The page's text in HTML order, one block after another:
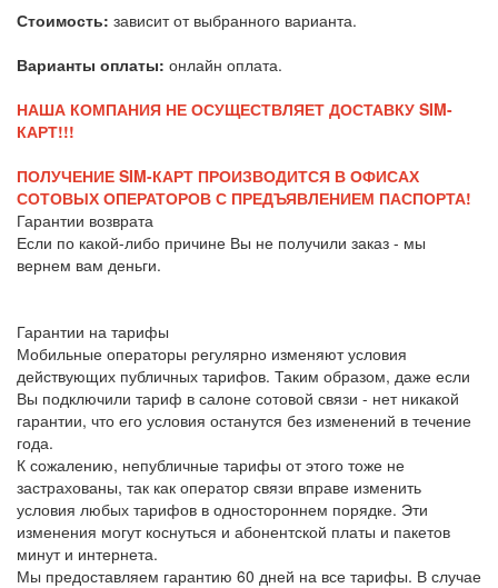
Стоимость: зависит от выбранного варианта.
Варианты оплаты: онлайн оплата.
НАША КОМПАНИЯ НЕ ОСУЩЕСТВЛЯЕТ ДОСТАВКУ SIM-
КАРТ!!!
ПОЛУЧЕНИЕ SIM-КАРТ ПРОИЗВОДИТСЯ В ОФИСАХ
СОТОВЫХ ОПЕРАТОРОВ С ПРЕДЪЯВЛЕНИЕМ ПАСПОРТА!
Гарантии возврата
Если по какой-либо причине Вы не получили заказ - мы
вернем вам деньги.
Гарантии на тарифы
Мобильные операторы регулярно изменяют условия
действующих публичных тарифов. Таким образом, даже если
Вы подключили тариф в салоне сотовой связи - нет никакой
гарантии, что его условия останутся без изменений в течение
года.
К сожалению, непубличные тарифы от этого тоже не
застрахованы, так как оператор связи вправе изменить
условия любых тарифов в одностороннем порядке. Эти
изменения могут коснуться и абонентской платы и пакетов
минут и интернета.
Мы предоставляем гарантию 60 дней на все тарифы. В случае